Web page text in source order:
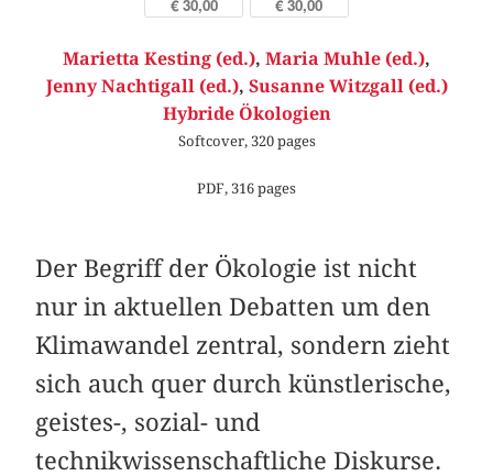
€ 30,00 € 30,00
Marietta Kesting (ed.), Maria Muhle (ed.),
Jenny Nachtigall (ed.), Susanne Witzgall (ed.)
Hybride Ökologien
Softcover, 320 pages
PDF, 316 pages
Der Begriff der Ökologie ist nicht
nur in aktuellen Debatten um den
Klimawandel zentral, sondern zieht
sich auch quer durch künstlerische,
geistes-, sozial- und
technikwissenschaftliche Diskurse.